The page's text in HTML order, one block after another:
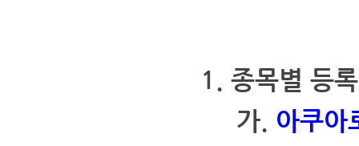
1. 종목별 등
가. 아쿠아